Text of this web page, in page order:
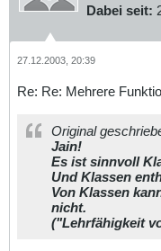
Dabei seit:
27.12.2003, 20:39
Re: Re: Mehrere
Original
Jain!
Es ist sinnvoll
Und Klassen
Von Klassen
nicht.
("Lehrfähigkeit